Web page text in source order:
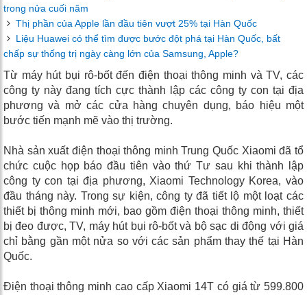
trong nửa cuối năm
Thị phần của Apple lần đầu tiên vượt 25% tại Hàn Quốc
Liệu Huawei có thể tìm được bước đột phá tại Hàn Quốc, bất
chấp sự thống trị ngày càng lớn của Samsung, Apple?
Từ máy hút bụi rô-bốt đến điện thoại thông minh và TV, các
công ty này đang tích cực thành lập các công ty con tại địa
phương và mở các cửa hàng chuyên dụng, báo hiệu một
bước tiến mạnh mẽ vào thị trường.
Nhà sản xuất điện thoại thông minh Trung Quốc Xiaomi đã tổ
chức cuộc họp báo đầu tiên vào thứ Tư sau khi thành lập
công ty con tại địa phương, Xiaomi Technology Korea, vào
đầu tháng này. Trong sự kiện, công ty đã tiết lộ một loạt các
thiết bị thông minh mới, bao gồm điện thoại thông minh, thiết
bị đeo được, TV, máy hút bụi rô-bốt và bộ sạc di động với giá
chỉ bằng gần một nửa so với các sản phẩm thay thế tại Hàn
Quốc.
Điện thoại thông minh cao cấp Xiaomi 14T có giá từ 599.800